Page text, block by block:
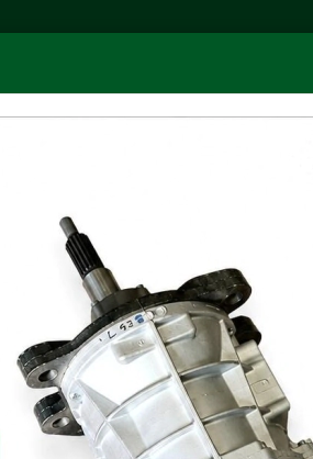
RULEMAN
QJ212
STOCK NO DISPONIBLE